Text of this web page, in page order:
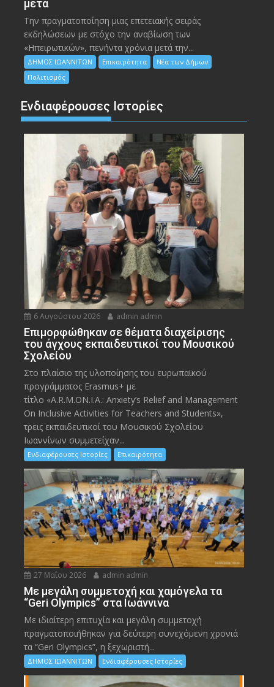
μετά
Την πραγματοποίηση μιας επετειακής σειράς
εκδηλώσεων με στόχο την αναβίωση των
«Ηπειρωτικών», πενήντα χρόνια μετά την...
ΔΗΜΟΣ ΙΩΑΝΝΙΤΩΝ Επικαιρότητα
Νέα των Δήμων
Πολιτισμός
Ενδιαφέρουσες Ιστορίες
6 Αυγούστου 2026 admin admin
Eπιμορφώθηκαν σε θέματα διαχείρισης
του άγχους εκπαιδευτικοί του Μουσικού
Σχολείου
Στο πλαίσιο της υλοποίησης του ευρωπαϊκού
προγράμματος Erasmus+ με
τίτλο «A.R.M.ON.I.A.: Anxiety’s Relief and Management
On Inclusive Activities for Teachers and Students»,
τρεις εκπαιδευτικοί του Μουσικού Σχολείου
Ιωαννίνων συμμετείχαν...
Ενδιαφέρουσες Ιστορίες Επικαιρότητα
27 Μαΐου 2026 admin admin
Με μεγάλη συμμετοχή και χαμόγελα τα
“Geri Olympics” στα Ιωάννινα
Με ιδιαίτερη επιτυχία και μεγάλη συμμετοχή
πραγματοποιήθηκαν για δεύτερη συνεχόμενη χρονιά
τα “Geri Olympics”, η ξεχωριστή...
ΔΗΜΟΣ ΙΩΑΝΝΙΤΩΝ Ενδιαφέρουσες Ιστορίες